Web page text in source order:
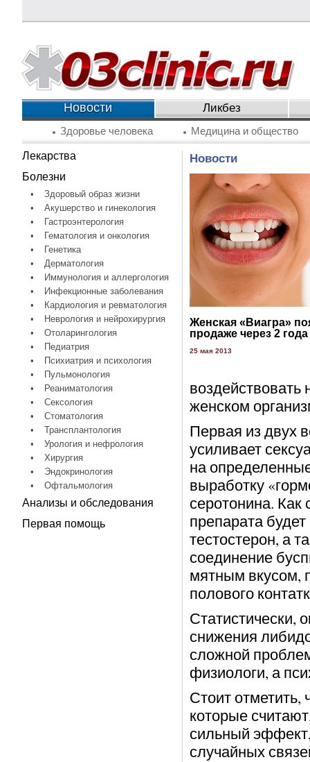
Новости Ликбез
Здоровье человека Медицина и общество
Лекарства
Болезни
•
Здоровый образ жизни
•
Акушерство и гинекология
•
Гастроэнтерология
•
Гематология и онкология
•
Генетика
•
Дерматология
•
Иммунология и аллергология
•
Инфекционные заболевания
•
Кардиология и ревматология
•
Неврология и нейрохирургия
•
Отоларингология
•
Педиатрия
•
Психиатрия и психология
•
Пульмонология
•
Реаниматология
•
Сексология
•
Стоматология
•
Трансплантология
•
Урология и нефрология
•
Хирургия
•
Эндокринология
•
Офтальмология
Анализы и обследования
Первая помощь
Новости
Женская «Виагра»
продаже через 2 года
25 мая 2013
воздействовать
женском
Первая из двух
усиливает
на
выработку
серотонина.
препарата
тестостерон, а
соединение
мятным вкусом,
полового
Статистически,
снижения
сложной
физиологи, а
Стоит отметить,
которые
сильный
случайных